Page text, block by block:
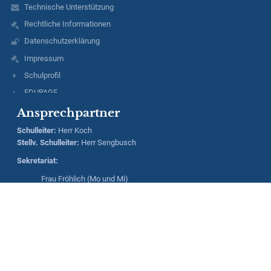
Technische Unterstützung
Rechtliche Informationen
Datenschutzerklärung
Impressum
Schulprofil
EDUPAGE
Ansprechpartner
Schulleiter: Herr Koch
Stellv. Schulleiter: HerrSengbusch
Sekretariat:
Frau Fröhlich (Mo und Mi)